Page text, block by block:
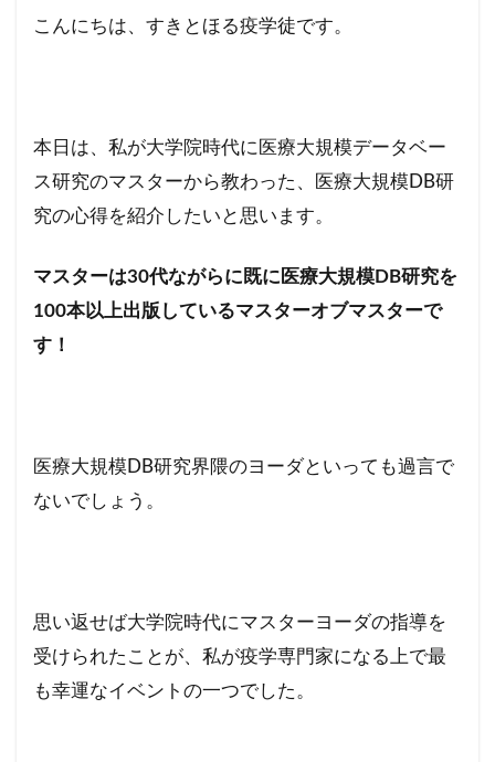
こんにちは、すきとほる疫学徒です。
本日は、私が大学院時代に医療大規模データベー
ス研究のマスターから教わった、医療大規模DB研
究の心得を紹介したいと思います。
マスターは30代ながらに既に医療大規模DB研究を
100本以上出版しているマスターオブマスターで
す！
医療大規模DB研究界隈のヨーダといっても過言で
ないでしょう。
思い返せば大学院時代にマスターヨーダの指導を
受けられたことが、私が疫学専門家になる上で最
も幸運なイベントの一つでした。